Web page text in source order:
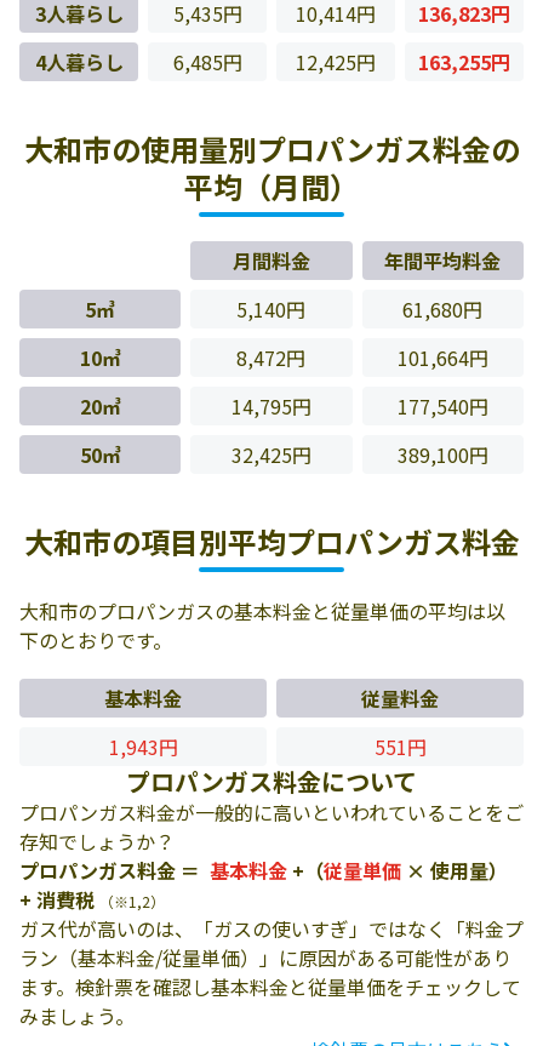
3人暮らし
5,435円 10,414円
136,823円
4人暮らし
6,485円 12,425円 163,255円
大和市の使用量別プロパンガス料金の
平均（月間）
月間料金
年間平均料金
5㎥
5,140円
61,680円
10㎥
8,472円
101,664円
20㎥
14,795円
177,540円
50㎥
32,425円 389,100円
大和市の項目別平均プロパンガス料金
大和市のプロパンガスの基本料金と従量単価の平均は以
下のとおりです。
基本料金
従量料金
1,943円
551円
プロパンガス料金について
プロパンガス料金が一般的に高いといわれていることをご
存知でしょうか？
プロパンガス料金 ＝ 基本料金 +（従量単価 × 使用量）
+ 消費税
（※1,2）
ガス代が高いのは、「ガスの使いすぎ」ではなく「料金プ
ラン（基本料金/従量単価）」に原因がある可能性があり
ます。検針票を確認し基本料金と従量単価をチェックして
みましょう。